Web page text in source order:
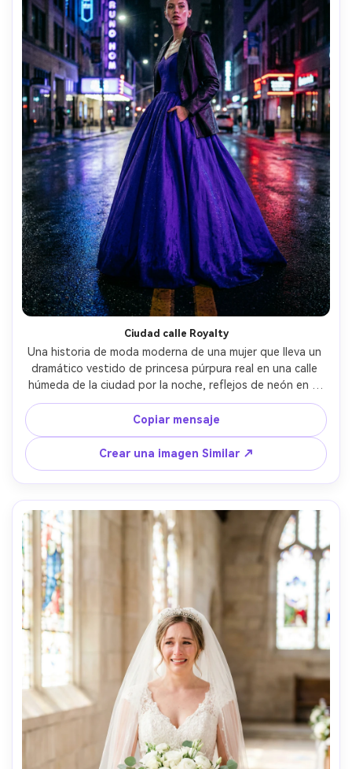
Ciudad calle Royalty
Una historia de moda moderna de una mujer que lleva un
dramático vestido de princesa púrpura real en una calle
húmeda de la ciudad por la noche, reflejos de neón en el
pavimento, gotas de lluvia sutiles, tiara elegante,
disparada en Sony A1 con 35 mm f/1.4, composición de
estilo callejero de todo el cuerpo, pose segura,
iluminación de neón cinematográfica, brillo de tela
ultrarrealista y detalle de la piel, gradación de contraste
de alta moda- -ar 4:5
Copiar mensaje
Crear una imagen Similar ↗